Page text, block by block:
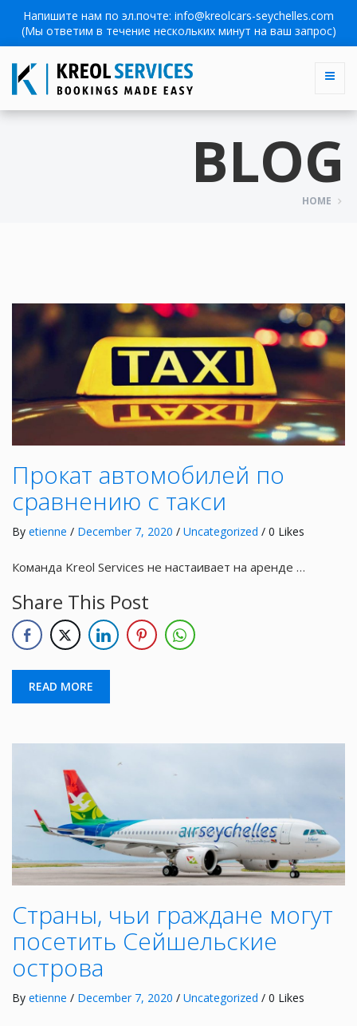
Напишите нам по эл.почте: info@kreolcars-seychelles.com
(Мы ответим в течение нескольких минут на ваш запрос)
BLOG
HOME
Прокат автомобилей по
сравнению с такси
By etienne / December 7, 2020 / Uncategorized / 0 Likes
Команда Kreol Services не настаивает на аренде …
Share This Post
READ MORE
Страны, чьи граждане могут
посетить Сейшельские
острова
By etienne / December 7, 2020 / Uncategorized / 0 Likes